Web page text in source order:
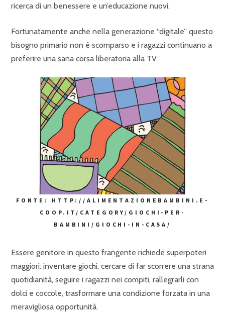
ricerca di un benessere e un’educazione nuovi.
Fortunatamente anche nella generazione “digitale” questo
bisogno primario non è scomparso e i ragazzi continuano a
preferire una sana corsa liberatoria alla TV.
FONTE: HTTP://ALIMENTAZIONEBAMBINI.E-
COOP.IT/CATEGORY/GIOCHI-PER-
BAMBINI/GIOCHI-IN-CASA/
Essere genitore in questo frangente richiede superpoteri
maggiori: inventare giochi, cercare di far scorrere una strana
quotidianità, seguire i ragazzi nei compiti, rallegrarli con
dolci e coccole, trasformare una condizione forzata in una
meravigliosa opportunità.